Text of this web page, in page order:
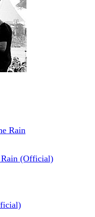
Rain (Official)